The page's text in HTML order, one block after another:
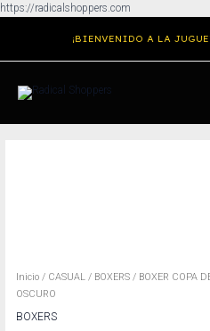
https://radicalshoppers.com
contenido
¡BIENVENIDO A LA
Inicio / CASUAL / BOXERS / BOXER COPA
OSCURO
BOXERS